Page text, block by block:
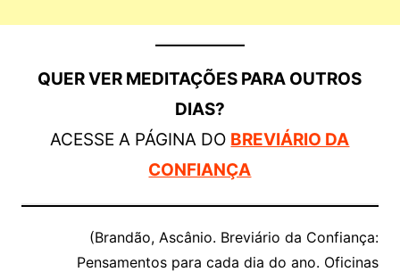
QUER VER MEDITAÇÕES PARA OUTROS
DIAS?
ACESSE A PÁGINA DO BREVIÁRIO DA
CONFIANÇA
(Brandão, Ascânio. Breviário da Confiança:
Pensamentos para cada dia do ano. Oficinas